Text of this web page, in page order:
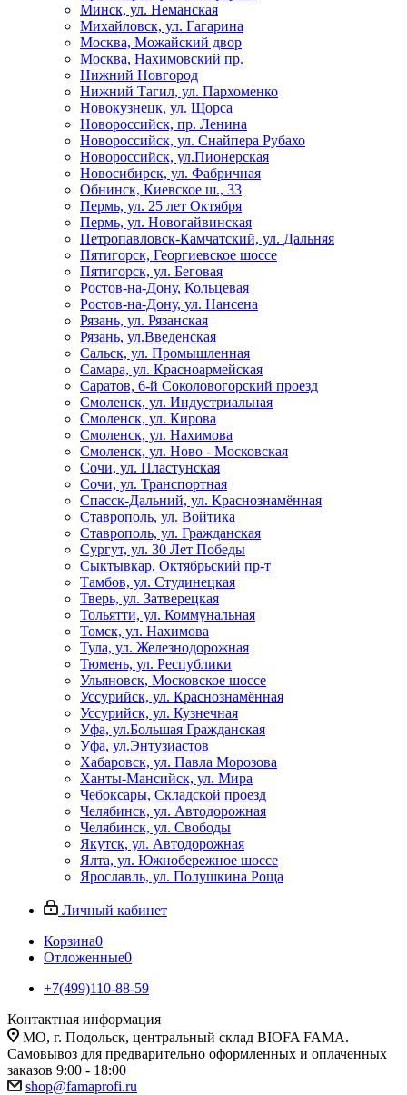
Минск, ул. Неманская
Михайловск, ул. Гагарина
Москва, Можайский двор
Москва, Нахимовский пр.
Нижний Новгород
Нижний Тагил, ул. Пархоменко
Новокузнецк, ул. Щорса
Новороссийск, пр. Ленина
Новороссийск, ул. Снайпера Рубахо
Новороссийск, ул.Пионерская
Новосибирск, ул. Фабричная
Обнинск, Киевское ш., 33
Пермь, ул. 25 лет Октября
Пермь, ул. Новогайвинская
Петропавловск-Камчатский, ул. Дальняя
Пятигорск, Георгиевское шоссе
Пятигорск, ул. Беговая
Ростов-на-Дону, Кольцевая
Ростов-на-Дону, ул. Нансена
Рязань, ул. Рязанская
Рязань, ул.Введенская
Сальск, ул. Промышленная
Самара, ул. Красноармейская
Саратов, 6-й Соколовогорский проезд
Смоленск, ул. Индустриальная
Смоленск, ул. Кирова
Смоленск, ул. Нахимова
Смоленск, ул. Ново - Московская
Сочи, ул. Пластунская
Сочи, ул. Транспортная
Спасск-Дальний, ул. Краснознамённая
Ставрополь, ул. Войтика
Ставрополь, ул. Гражданская
Сургут, ул. 30 Лет Победы
Сыктывкар, Октябрьский пр-т
Тамбов, ул. Студинецкая
Тверь, ул. Затверецкая
Тольятти, ул. Коммунальная
Томск, ул. Нахимова
Тула, ул. Железнодорожная
Тюмень, ул. Республики
Ульяновск, Московское шоссе
Уссурийск, ул. Краснознамённая
Уссурийск, ул. Кузнечная
Уфа, ул.Большая Гражданская
Уфа, ул.Энтузиастов
Хабаровск, ул. Павла Морозова
Ханты-Мансийск, ул. Мира
Чебоксары, Складской проезд
Челябинск, ул. Автодорожная
Челябинск, ул. Свободы
Якутск, ул. Автодорожная
Ялта, ул. Южнобережное шоссе
Ярославль, ул. Полушкина Роща
Личный кабинет
Корзина0
Отложенные0
+7(499)110-88-59
Контактная информация
МО, г. Подольск, центральный склад BIOFA FAMA.
Самовывоз для предварительно оформленных и оплаченных
заказов 9:00 - 18:00
shop@famaprofi.ru